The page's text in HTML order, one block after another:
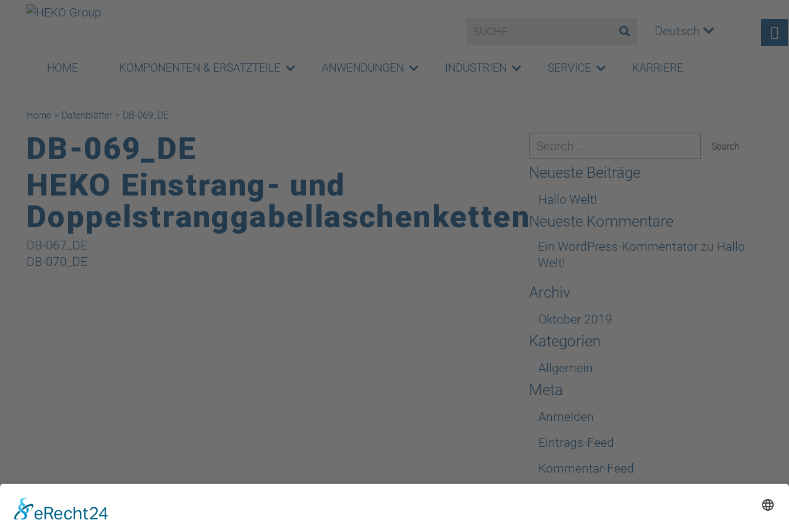
Deutsch
HOME KOMPONENTEN & ERSATZTEILE ANWENDUNGEN INDUSTRIEN SERVICE KARRIERE
Home > Datenblätter > DB-069_DE
DB-069_DE
HEKO Einstrang- und
Doppelstranggabellaschenketten
Beitragsnavigation
DB-067_DE
DB-070_DE
Neueste Beiträge
Hallo Welt!
Neueste Kommentare
Ein WordPress-Kommentator zu Hallo
Welt!
Archiv
Oktober 2019
Kategorien
Allgemein
Meta
Anmelden
Eintrags-Feed
Kommentar-Feed